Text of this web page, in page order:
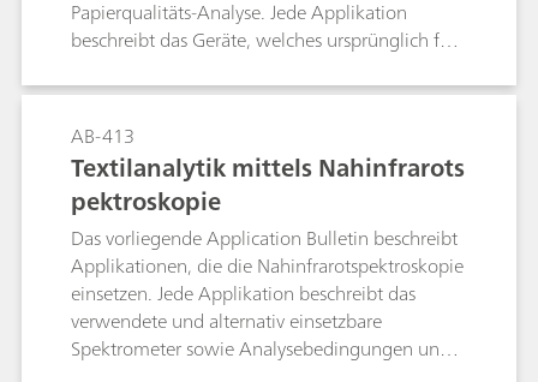
Papierqualitäts-Analyse. Jede Applikation
beschreibt das Geräte, welches ursprünglich für
Analyse empfohlene System und die daraus
resultierenden Ergebnisse.
AB-413
Textilanalytik mittels Nahinfrarots
pektroskopie
Das vorliegende Application Bulletin beschreibt
Applikationen, die die Nahinfrarotspektroskopie
einsetzen. Jede Applikation beschreibt das
verwendete und alternativ einsetzbare
Spektrometer sowie Analysebedingungen und